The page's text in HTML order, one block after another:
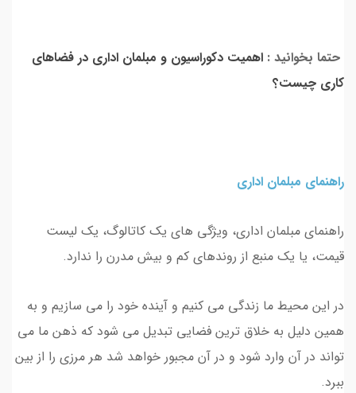
حتما بخوانید : اهمیت دکوراسیون و مبلمان اداری در فضاهای
کاری چیست؟
راهنمای مبلمان اداری
راهنمای مبلمان اداری، ویژگی های یک کاتالوگ، یک لیست
قیمت، یا یک منبع از روندهای کم و بیش مدرن را ندارد.
در این محیط ما زندگی می کنیم و آینده خود را می سازیم و به
همین دلیل به خلاق ترین فضایی تبدیل می شود که ذهن ما می
تواند در آن وارد شود و در آن مجبور خواهد شد هر مرزی را از بین
ببرد.